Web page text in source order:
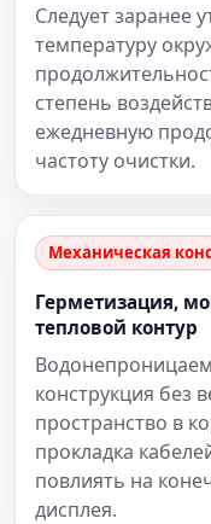
Следует заранее
температуру
степень
ежедневную
частоту очистки.
Механическая
Герметизация,
тепловой контур
конструкция без
пространство в
прокладка
повлиять на
дисплея.